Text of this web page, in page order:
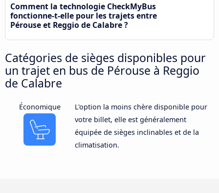
Comment la technologie CheckMyBus
fonctionne-t-elle pour les trajets entre
Pérouse et Reggio de Calabre ?
Catégories de sièges disponibles pour
un trajet en bus de Pérouse à Reggio
de Calabre
Économique
L'option la moins chère disponible pour
votre billet, elle est généralement
équipée de sièges inclinables et de la
climatisation.